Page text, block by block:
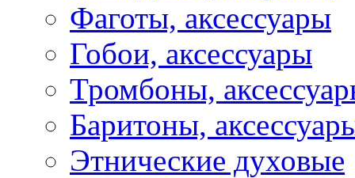
Фаготы, аксессуары
Гобои, аксессуары
Тромбоны,
Баритоны,
Этнические духовые